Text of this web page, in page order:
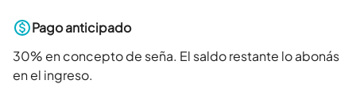
Pago anticipado
30% en concepto de seña. El saldo restante lo abonás
en el ingreso.